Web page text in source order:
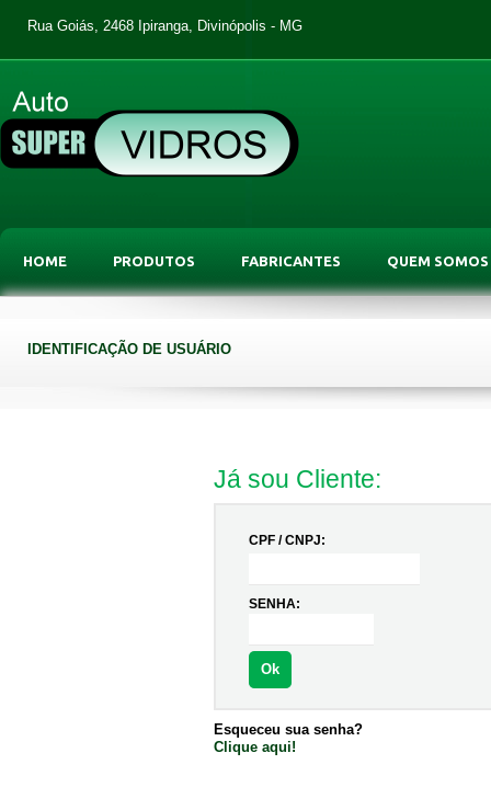
Rua Goiás, 2468 Ipiranga, Divinópolis - MG
HOME PRODUTOS FABRICANTES QUEM SOMOS
IDENTIFICAÇÃO DE USUÁRIO
Já sou Cliente:
CPF / CNPJ:
SENHA:
Ok
Esqueceu sua senha?
Clique aqui!